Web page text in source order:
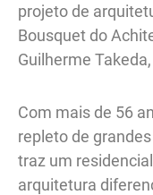
projeto de
Bousquet do
Guilherme
Com mais de 56
repleto de
traz um
arquitetura